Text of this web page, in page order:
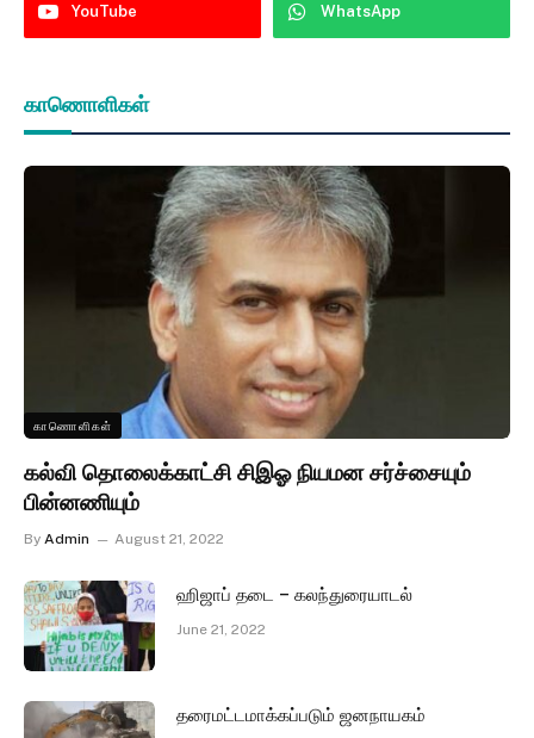
YouTube WhatsApp
காணொளிகள்
காணொளிகள்
கல்வி தொலைக்காட்சி சிஇஓ நியமன சர்ச்சையும்
பின்னணியும்
By Admin August 21, 2022
ஹிஜாப் தடை – கலந்துரையாடல்
June 21, 2022
தரைமட்டமாக்கப்படும் ஜனநாயகம்